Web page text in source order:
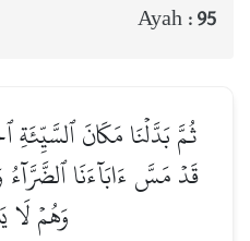
Ayah : 95
ثُمَّ بَدَّلۡنَا مَكَانَ ٱلسَّيِّئَةِ
قَدۡ مَسَّ ءَابَآءَنَا
وَهُمۡ